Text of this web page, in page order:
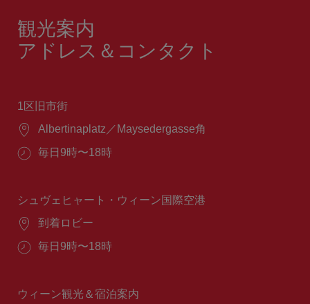
観光案内
アドレス＆コンタクト
1区旧市街
場
Albertinaplatz／Maysedergasse角
営
間：
毎日9時〜18時
シュヴェヒャート・ウィーン国際空港
場
到着ロビー
営
間：
毎日9時〜18時
ウィーン観光＆宿泊案内